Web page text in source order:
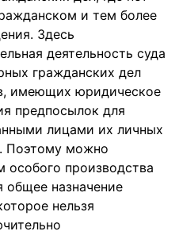
и тем более
Здесь
деятельность суда
гражданских дел
имеющих юридическое
предпосылок для
лицами их личных
Поэтому можно
особого производства
общее назначение
нельзя